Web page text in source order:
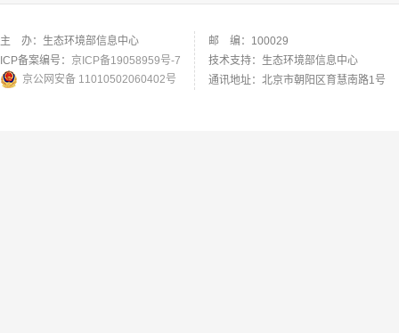
主 办：生态环境部信息中心
ICP备案编号： 京ICP备19058959号-7
京公网安备 11010502060402号
邮 编：100029
技术支持：生态环境部信息中心
通讯地址：北京市朝阳区育慧南路1号